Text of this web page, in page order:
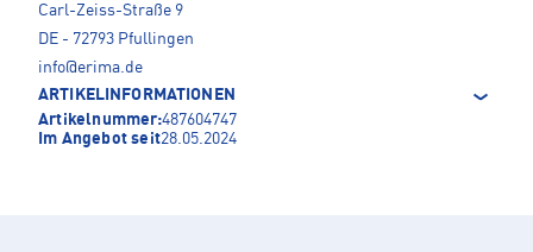
Carl-Zeiss-Straße 9
DE - 72793 Pfullingen
info@erima.de
ARTIKELINFORMATIONEN
Artikelnummer:487604747
Im Angebot seit28.05.2024